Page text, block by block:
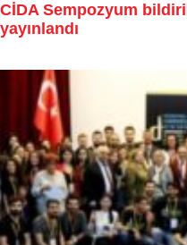
CİDA Sempozyum
yayınlandı